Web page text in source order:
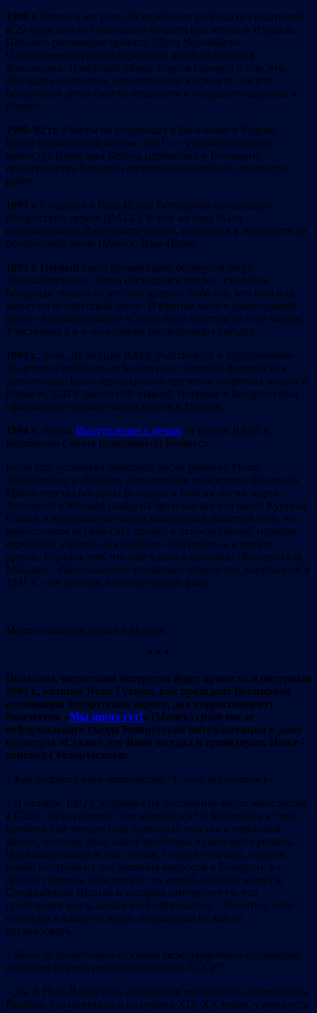
1990 г. Второго августа 192 еврейских ребёнка без родителей
и 20 взрослых из Гомельской области прилетели в Израиль.
Началась реализация проекта «Дети Чернобыля».
Одновременно группа еврейских детей отдыхала в
Финляндии. Покойный Марат Егоров говорил о том, что,
благодаря контактам, наработанным в проекте, тысячи
белоруских детей смогли отдохнуть и поправить здоровье в
Европе.
1990–92 гг. Работы на кладбищах в Воложине и Радуни.
После проведенной осенью 1991 г. с участием премьер-
министра Вячеслава Кебича церемонии в Воложине
правительство Беларуси оплачивало половину стоимости
работ.
1993 г. Создание в Нью-Йорке Всемирной ассоциации
белорусских евреев (ВАБЕ). В том же году были
инициированы Дни памяти евреев, погибших в Холокосте на
белорусской земле (Минск, Нью-Йорк).
1993 г. Первый съезд организации белорусов мира
«Бацькаўшчына». Тогда обсуждался вопрос, кто такие
белорусы: только те, кто «по крови», либо все, кто жил или
живет на белорусской земле. Избрание меня в руководящий
орган «Бацькаўшчыны» (Сойм) было ответом на этот вопрос.
Участвовал я и в нескольких последующих съездах.
1994 г., лето. Делегация ВАБЕ участвовала в праздновании
50-летия освобождения Беларуси от немецко-фашистских
захватчиков. Было организовано вручение памятных знаков в
Израиле, США (около 600 знаков). Впервые в Беларуси был
официально признан вклад евреев в Победу.
1994 г., осень. Выступление с речью от имени ВАБЕ в
Верховном Совете (парламенте) Беларуси.
Были ещё установка памятной доски раввину Моше
Файнштейну в Любани, привлечение поискового батальона
Министерства обороны Беларуси к поиску могил жертв
Холокоста в Мозыре (найдена братская могила около Кургана
Славы, а несколько лет назад нам удалось добиться того, что
райисполком за свой счёт привёл в относительный порядок
еврейский участок на кладбище «Нагорное»), и многое
другое. Горжусь тем, что нам удалось доказать: «Белорусская
Масада» – самосожжение мозырских евреев под оккупацией в
1941 г. – не легенда, а исторический факт.
Место самосожжения в Мозыре
* * *
Полагаем, читателям интересно будет прочесть и интервью
2003 г., которое Яков Гутман, как президент Всемирной
ассоциации белорусских евреев, дал корреспонденту
бюллетеня «Мы яшчэ тут!» (Минск) сразу после
неформального съезда белорусской интеллигенции в доме
культуры «Сукно», где Яков заседал в президиуме. Ниже –
перевод с белорусского:
– Как родилась идея организации? С чего всё началось?
– В октябре 1992 г. я прибыл на постоянное место жительства
в США. Встал вопрос: чем заниматься? В Беларуси я к тому
времени уже четыре года принимал участие в еврейской
жизни, поэтому знал, какие проблемы нужно здесь решать.
Идея заключалась в том, чтобы, с одной стороны, создать
некий инструмент для решения вопросов в Беларуси, и с
другой стороны, объединять тех людей, которые живут в
Соединённых Штатах и которых интересует то, что
происходит здесь, давать им информацию… Понятно, если
есть идея и какие-то люди, необходимо их как-то
организовать.
– Были ли прецеденты создания международных ассоциаций
выходцев из иных республик бывшего СССР?
– Да. В Нью-Йорке есть ассоциация выходцев из Узбекистана.
Вообще, это начиналось на рубеже ХIХ-ХХ веков, у меня есть